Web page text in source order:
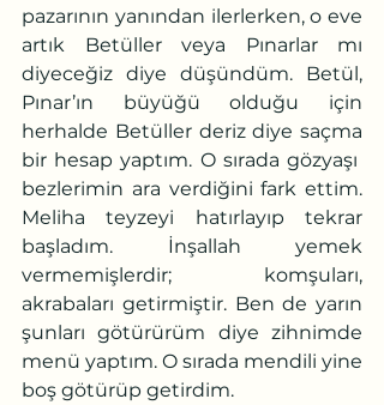
pazarının yanından ilerlerken, o eve
artık Betüller veya Pınarlar mı
diyeceğiz diye düşündüm. Betül,
Pınar’ın büyüğü olduğu için
herhalde Betüller deriz diye saçma
bir hesap yaptım. O sırada gözyaşı
bezlerimin ara verdiğini fark ettim.
Meliha teyzeyi hatırlayıp tekrar
başladım. İnşallah yemek
vermemişlerdir; komşuları,
akrabaları getirmiştir. Ben de yarın
şunları götürürüm diye zihnimde
menü yaptım. O sırada mendili yine
boş götürüp getirdim.